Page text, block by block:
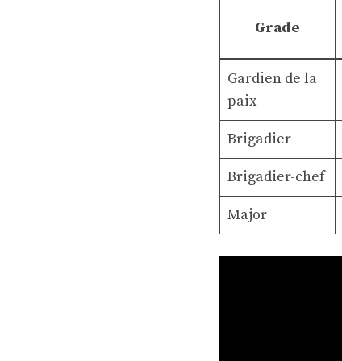
Grade
Gardien de la
paix
Brigadier
Brigadier-chef
Major